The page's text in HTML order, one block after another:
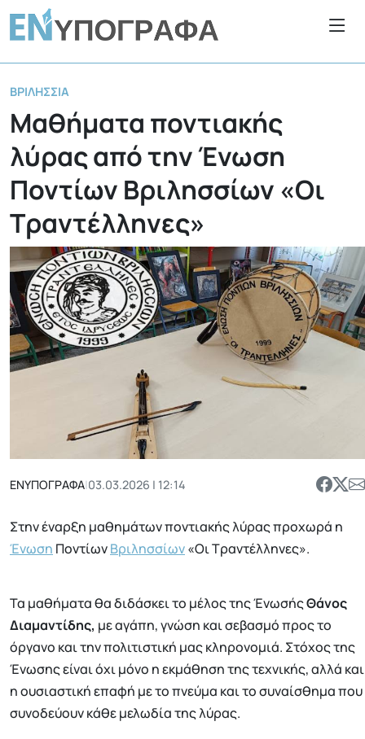
ΒΡΙΛΉΣΣΙΑ
Μαθήματα ποντιακής
λύρας από την Ένωση
Ποντίων Βριλησσίων «Οι
Τραντέλληνες»
ΕΝΥΠΟΓΡΑΦΑ|03.03.2026 | 12:14
Στην έναρξη μαθημάτων ποντιακής λύρας προχωρά η
Ένωση ΠοντίωνΒριλησσίων«Οι Τραντέλληνες».
Τα μαθήματα θα διδάσκει το μέλος της ΈνωσήςΘάνος
Διαμαντίδης, με αγάπη, γνώση και σεβασμό προς το
όργανο και την πολιτιστική μας κληρονομιά. Στόχος της
Ένωσης είναι όχι μόνο η εκμάθηση της τεχνικής, αλλά και
η ουσιαστική επαφή με το πνεύμα και το συναίσθημα που
συνοδεύουν κάθε μελωδία της λύρας.